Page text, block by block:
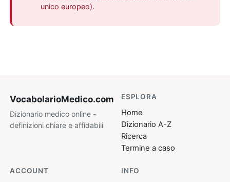
unico europeo).
VocabolarioMedico.com
Dizionario medico online -
definizioni chiare e affidabili
ESPLORA
Home
Dizionario A-Z
Ricerca
Termine a caso
ACCOUNT INFO